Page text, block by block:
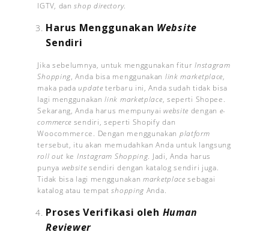
IGTV, danshop directory.
Harus Menggunakan Website
Sendiri
Jika sebelumnya, untuk menggunakan fitur Instagram
Shopping, Anda bisa menggunakan link marketplace,
maka padaupdateterbaru ini, Anda sudah tidak bisa
lagi menggunakanlink marketplace, seperti Shopee.
Sekarang, Anda harus mempunyaiwebsite dengan e-
commerce sendiri, seperti Shopify dan
Woocommerce. Dengan menggunakan platform
tersebut, itu akan memudahkan Anda untuk langsung
roll out ke Instagram Shopping. Jadi, Anda harus
punya websitesendiri dengan katalog sendiri juga.
Tidak bisa lagi menggunakanmarketplacesebagai
katalog atau tempatshopping Anda.
Proses Verifikasi oleh Human
Reviewer